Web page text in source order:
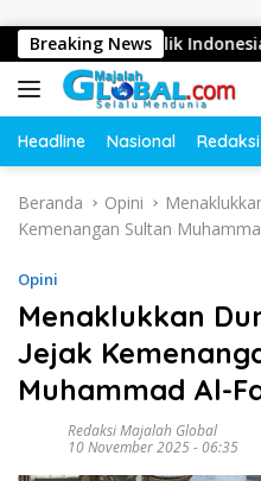
Breaking News
Republik Indonesia ke-81
Headline Nasional Redaksi
Beranda Opini
Kemenangan Sultan
Opini
Menaklukkan
Jejak
Muhammad Al-
Redaksi Majalah Global
10 November 2025 - 06:35